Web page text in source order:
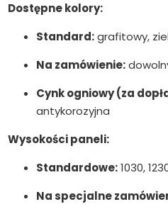
Dostępne kolory:
Standard:grafitowy,
Na zamówienie:
Cynk ogniowy (za
antykorozyjna
Wysokości paneli:
Standardowe:1030,
Na specjalne